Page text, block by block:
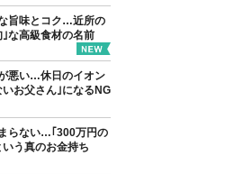
旨味とコク…近所の
な高級食材の名前
悪い…休日のイオン
お父さん｣になるNG
らない…｢300万円の
う真のお金持ち